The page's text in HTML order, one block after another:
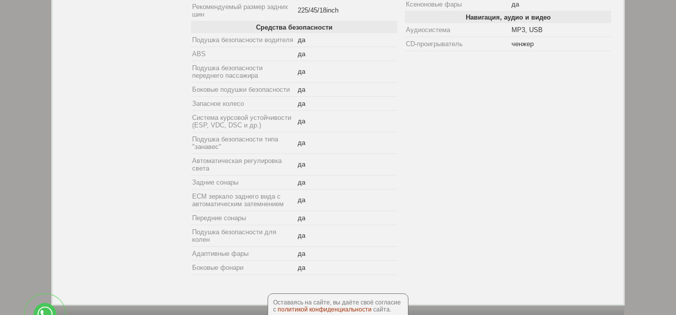
Рекомендуемый размер задних
шин
225/45/18inch
Средства безопасности
Подушка безопасности водителя
да
ABS
да
Подушка безопасности
переднего пассажира
да
Боковые подушки безопасности
да
Запасное колесо
да
Система курсовой устойчивости
(ESP, VDC, DSC и др.)
да
Подушка безопасности типа
"занавес"
да
Автоматическая регулировка
света
да
Задние сонары
да
ECM зеркало заднего вида с
автоматическим затемнением
да
Передние сонары
да
Подушка безопасности для
колен
да
Адаптивные фары
да
Боковые фонари
да
Ксеноновые фары
да
Навигация, аудио и видео
Аудиосистема
MP3, USB
CD-проигрыватель
ченжер
Оставаясь на сайте, вы даёте своё согласие
с политикой конфиденциальности сайта.